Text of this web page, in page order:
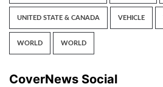
UNITED STATE & CANADA VEHICLE
WORLD WORLD
CoverNews Social